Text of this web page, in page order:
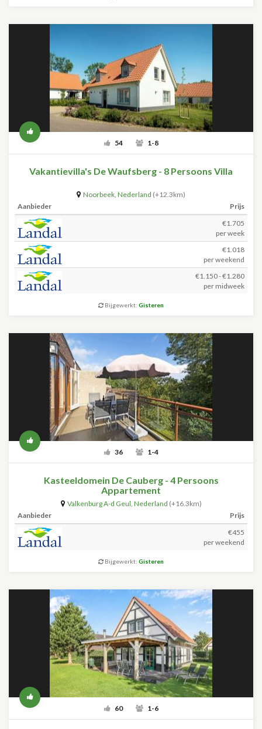
54 1-8
Vakantievilla's De Waufsberg - 8 Persoons Villa
Noorbeek, Nederland (+12.3km)
Aanbieder
Prijs
€1.705
per week
€1.018
per weekend
€1.150 - €1.280
per midweek
Bijgewerkt: Gisteren
36 1-4
Kasteeldomein De Cauberg - 4 Persoons
Appartement
Valkenburg A-d Geul, Nederland (+16.3km)
Aanbieder
Prijs
€455
per weekend
Bijgewerkt: Gisteren
60 1-6